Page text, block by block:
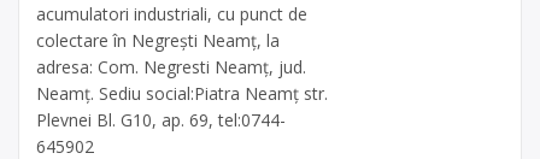
acumulatori industriali, cu punct de
colectare în Negrești Neamț, la
adresa: Com. Negresti Neamț, jud.
Neamț. Sediu social:Piatra Neamț str.
Plevnei Bl. G10, ap. 69, tel:0744-
645902